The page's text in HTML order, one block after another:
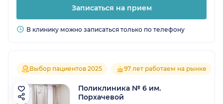
Записаться на прием
В клинику можно записаться только по телефону
Выбор пациентов 2025 97 лет работаем на рынке
Поликлиника № 6 им.
Порхачевой